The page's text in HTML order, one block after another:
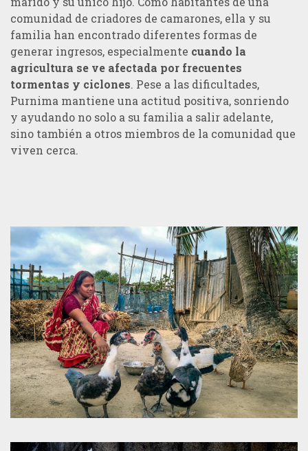
comunidad de criadores de camarones, ella y su
familia han encontrado diferentes formas de
generar ingresos, especialmente cuando la
agricultura se ve afectada por frecuentes
tormentas y ciclones. Pese a las dificultades,
Purnima mantiene una actitud positiva, sonriendo
y ayudando no solo a su familia a salir adelante,
sino también a otros miembros de la comunidad que
viven cerca.